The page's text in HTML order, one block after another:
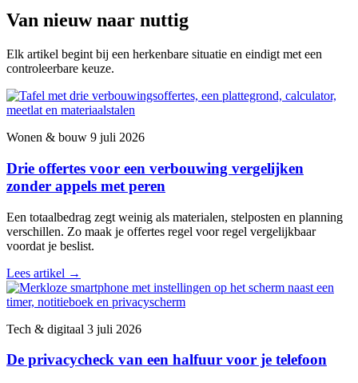
Van nieuw naar nuttig
Elk artikel begint bij een herkenbare situatie en eindigt met een
controleerbare keuze.
Wonen & bouw 9 juli 2026
Drie offertes voor een verbouwing vergelijken
zonder appels met peren
Een totaalbedrag zegt weinig als materialen, stelposten en planning
verschillen. Zo maak je offertes regel voor regel vergelijkbaar
voordat je beslist.
Lees artikel →
Tech & digitaal 3 juli 2026
De privacycheck van een halfuur voor je telefoon